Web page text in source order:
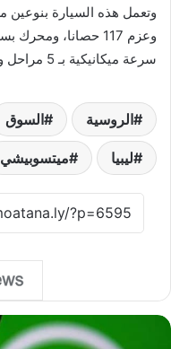
سرعة ميكانيكية بـ 5 مراحل وأتوماتيكية بـ 6 مراحل
الروسية السوق
ليبيا ميتسوبيشي